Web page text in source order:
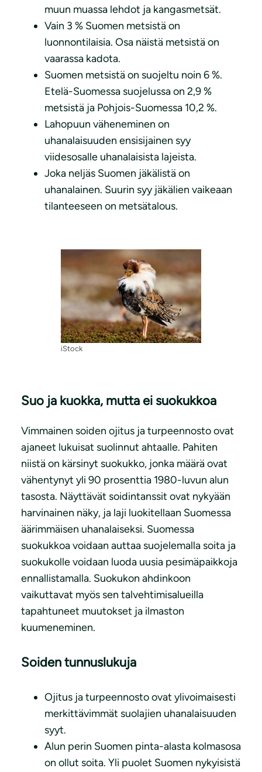
muun muassa lehdot ja kangasmetsät.
Vain 3 % Suomen metsistä on
luonnontilaisia. Osa näistä metsistä on
vaarassa kadota.
Suomen metsistä on suojeltu noin 6 %.
Etelä-Suomessa suojelussa on 2,9 %
metsistä ja Pohjois-Suomessa 10,2 %.
Lahopuun väheneminen on
uhanalaisuuden ensisijainen syy
viidesosalle uhanalaisista lajeista.
Joka neljäs Suomen jäkälistä on
uhanalainen. Suurin syy jäkälien vaikeaan
tilanteeseen on metsätalous.
iStock
Suo ja kuokka, mutta ei suokukkoa
Vimmainen soiden ojitus ja turpeennosto ovat
ajaneet lukuisat suolinnut ahtaalle. Pahiten
niistä on kärsinyt suokukko, jonka määrä ovat
vähentynyt yli 90 prosenttia 1980-luvun alun
tasosta. Näyttävät soidintanssit ovat nykyään
harvinainen näky, ja laji luokitellaan Suomessa
äärimmäisen uhanalaiseksi. Suomessa
suokukkoa voidaan auttaa suojelemalla soita ja
suokukolle voidaan luoda uusia pesimäpaikkoja
ennallistamalla. Suokukon ahdinkoon
vaikuttavat myös sen talvehtimisalueilla
tapahtuneet muutokset ja ilmaston
kuumeneminen.
Soiden tunnuslukuja
Ojitus ja turpeennosto ovat ylivoimaisesti
merkittävimmät suolajien uhanalaisuuden
syyt.
Alun perin Suomen pinta-alasta kolmasosa
on ollut soita. Yli puolet Suomen nykyisistä